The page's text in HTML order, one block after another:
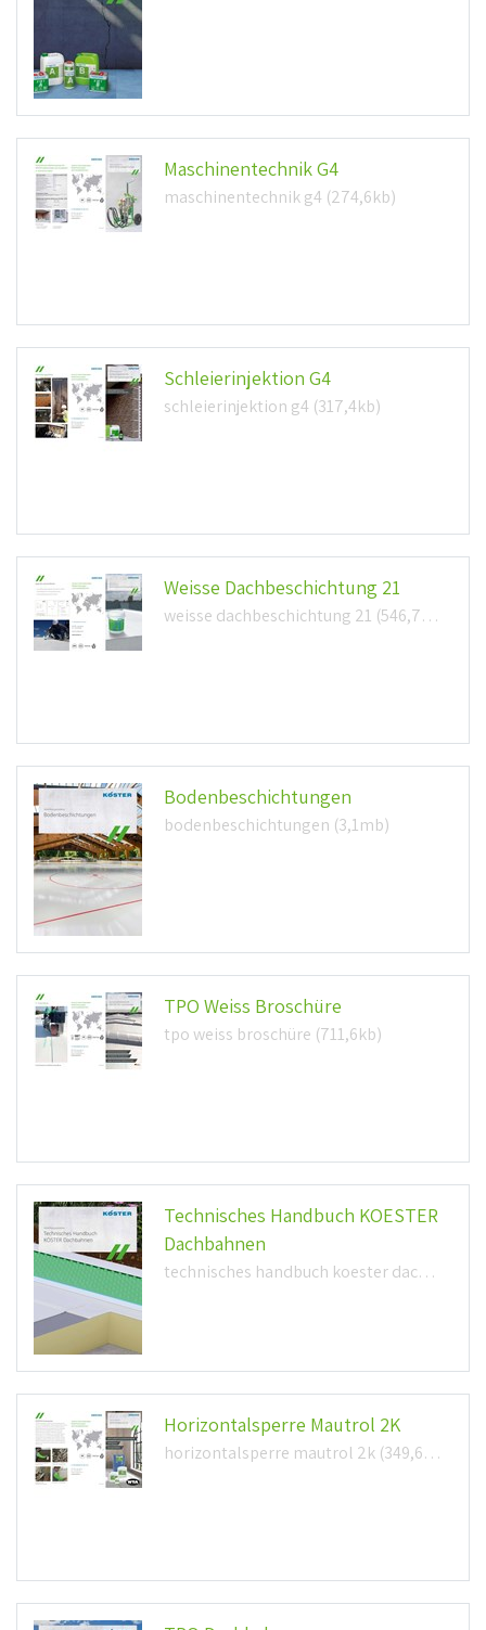
Maschinentechnik G4
maschinentechnik g4 (274,6kb)
Schleierinjektion G4
schleierinjektion g4 (317,4kb)
Weisse Dachbeschichtung 21
weisse dachbeschichtung 21 (546,7kb)
Bodenbeschichtungen
bodenbeschichtungen (3,1mb)
TPO Weiss Broschüre
tpo weiss broschüre (711,6kb)
Technisches Handbuch KOESTER
Dachbahnen
technisches handbuch koester dachbahnen (2,2mb)
Horizontalsperre Mautrol 2K
horizontalsperre mautrol 2k (349,6kb)